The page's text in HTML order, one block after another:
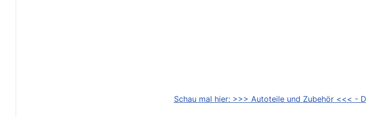
Schau mal hier: >>> Autoteile und Zubehör <<< -